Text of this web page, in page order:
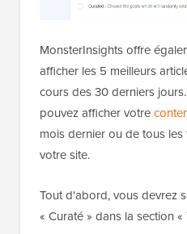
MonsterInsights offre
afficher les 5 meilleurs
cours des 30 derniers
pouvez afficher votre
mois dernier ou de tous
votre site.
Tout d'abord, vous devrez
« Curaté » dans la section «